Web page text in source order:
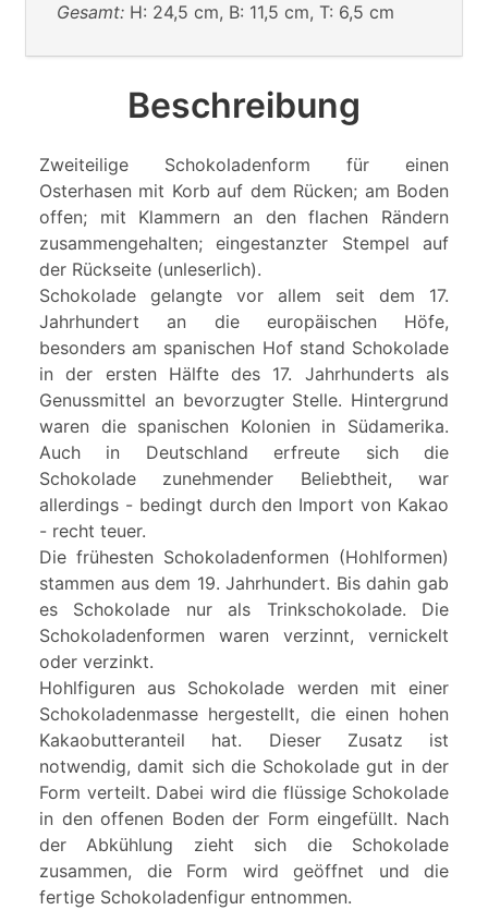
Gesamt: H: 24,5 cm, B: 11,5 cm, T: 6,5 cm
Beschreibung
Zweiteilige Schokoladenform für einen
Osterhasen mit Korb auf dem Rücken; am Boden
offen; mit Klammern an den flachen Rändern
zusammengehalten; eingestanzter Stempel auf
der Rückseite (unleserlich).
Schokolade gelangte vor allem seit dem 17.
Jahrhundert an die europäischen Höfe,
besonders am spanischen Hof stand Schokolade
in der ersten Hälfte des 17. Jahrhunderts als
Genussmittel an bevorzugter Stelle. Hintergrund
waren die spanischen Kolonien in Südamerika.
Auch in Deutschland erfreute sich die
Schokolade zunehmender Beliebtheit, war
allerdings - bedingt durch den Import von Kakao
- recht teuer.
Die frühesten Schokoladenformen (Hohlformen)
stammen aus dem 19. Jahrhundert. Bis dahin gab
es Schokolade nur als Trinkschokolade. Die
Schokoladenformen waren verzinnt, vernickelt
oder verzinkt.
Hohlfiguren aus Schokolade werden mit einer
Schokoladenmasse hergestellt, die einen hohen
Kakaobutteranteil hat. Dieser Zusatz ist
notwendig, damit sich die Schokolade gut in der
Form verteilt. Dabei wird die flüssige Schokolade
in den offenen Boden der Form eingefüllt. Nach
der Abkühlung zieht sich die Schokolade
zusammen, die Form wird geöffnet und die
fertige Schokoladenfigur entnommen.